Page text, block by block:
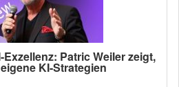
Patric Weiler zeigt,
KI-Strategien